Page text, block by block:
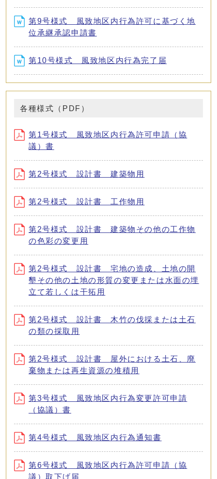
第9号様式 風致地区内行為許可に基づく地
位承継承認申請書
第10号様式 風致地区内行為完了届
各種様式（PDF）
第1号様式 風致地区内行為許可申請（協
議）書
第2号様式 設計書 建築物用
第2号様式 設計書 工作物用
第2号様式 設計書 建築物その他の工作物
の色彩の変更用
第2号様式 設計書 宅地の造成、土地の開
墾その他の土地の形質の変更または水面の埋
立て若しくは干拓用
第2号様式 設計書 木竹の伐採または土石
の類の採取用
第2号様式 設計書 屋外における土石、廃
棄物または再生資源の堆積用
第3号様式 風致地区内行為変更許可申請
（協議）書
第4号様式 風致地区内行為通知書
第6号様式 風致地区内行為許可申請（協
議）取下げ届